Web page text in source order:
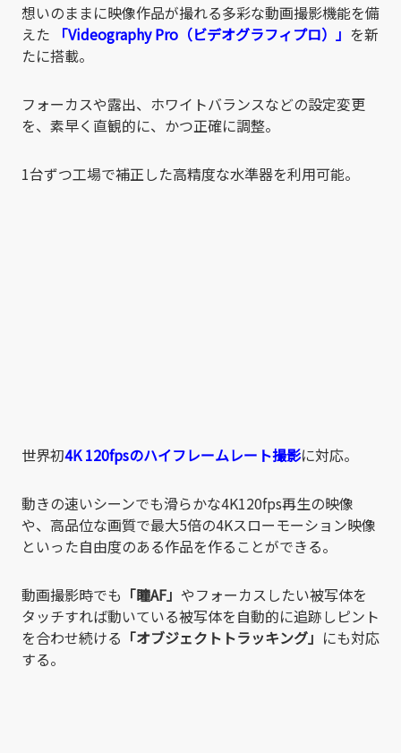
想いのままに映像作品が撮れる多彩な動画撮影機能を備
えた
「Videography Pro（ビデオグラフィプロ）」 を新
たに搭載。
フォーカスや露出、ホワイトバランスなどの設定変更
を、素早く直観的に、かつ正確に調整。
1台ずつ工場で補正した高精度な水準器を利用可能。
世界初4K 120fpsのハイフレームレート撮影に対応。
動きの速いシーンでも滑らかな4K120fps再生の映像
や、高品位な画質で最大5倍の4Kスローモーション映像
といった自由度のある作品を作ることができる。
動画撮影時でも 「瞳AF」 やフォーカスしたい被写体を
タッチすれば動いている被写体を自動的に追跡しピント
を合わせ続ける 「オブジェクトトラッキング」 にも対応
する。